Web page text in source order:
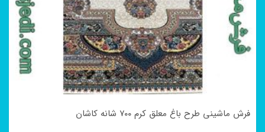
باشد.
گزینه
ها
صفحه
فرش ماشینی طرح باغ معلق کرم ۷۰۰ شانه کاشان